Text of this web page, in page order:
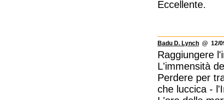
Eccellente.
Badu D. Lynch @ 12/
Raggiungere
L'immensità
Perdere per
che luccica -